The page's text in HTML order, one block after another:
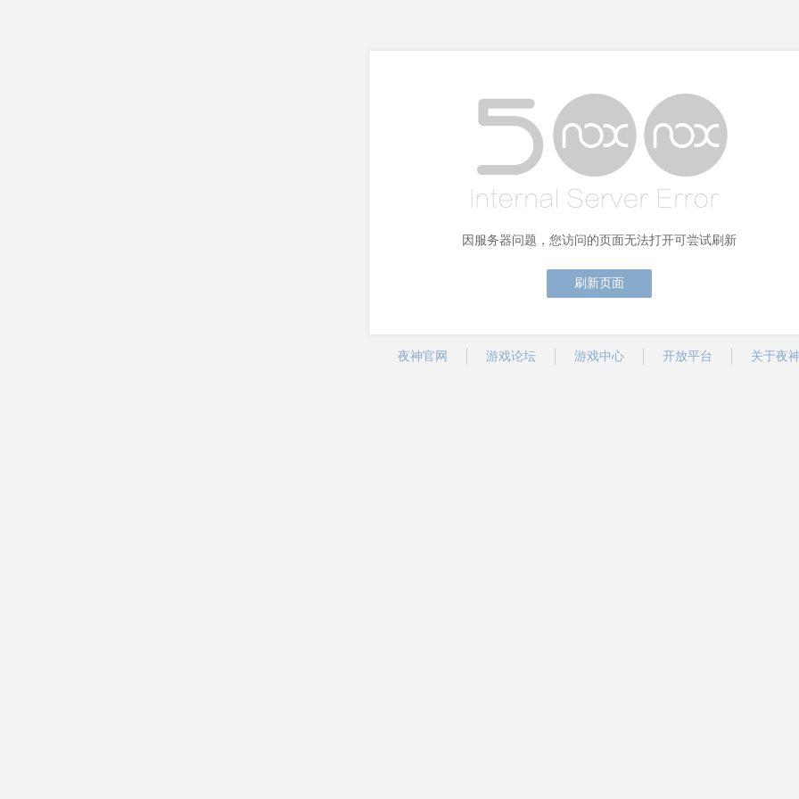
因服务器问题，您访问的页面无法打开可尝试刷新
刷新页面
夜神官网 游戏论坛 游戏中心 开放平台 关于夜